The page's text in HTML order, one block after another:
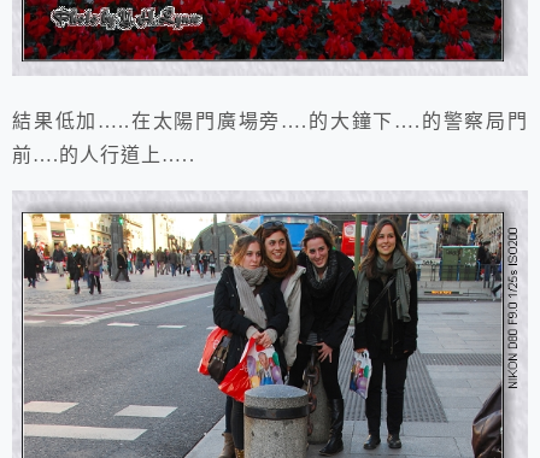
結果低加…..在太陽門廣場旁….的大鐘下….的警察局門
前….的人行道上…..